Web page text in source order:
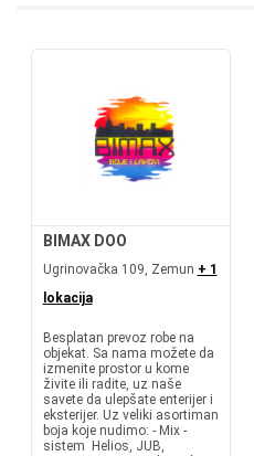
BIMAX DOO
Ugrinovačka 109, Zemun + 1
lokacija
Besplatan prevoz robe na
objekat. Sa nama možete da
izmenite prostor u kome
živite ili radite, uz naše
savete da ulepšate enterijer i
eksterijer. Uz veliki asortiman
boja koje nudimo: - Mix -
sistem Helios, JUB,